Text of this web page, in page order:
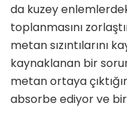
da kuzey
toplanmasını
metan sızıntılarını
kaynaklanan bir
metan ortaya
absorbe ediyor ve bir